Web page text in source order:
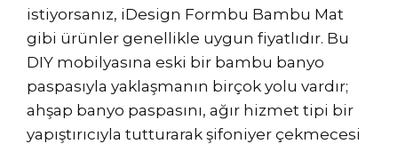
istiyorsanız, iDesign Formbu Bambu Mat
gibi ürünler genellikle uygun fiyatlıdır. Bu
DIY mobilyasına eski bir bambu banyo
paspasıyla yaklaşmanın birçok yolu vardır;
ahşap banyo paspasını, ağır hizmet tipi bir
yapıştırıcıyla tutturarak şifoniyer çekmecesi